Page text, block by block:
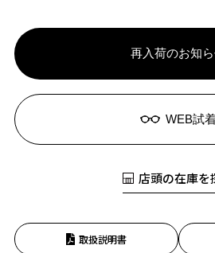
再入荷のお知
WEB試
店頭の在庫を
取扱説明書